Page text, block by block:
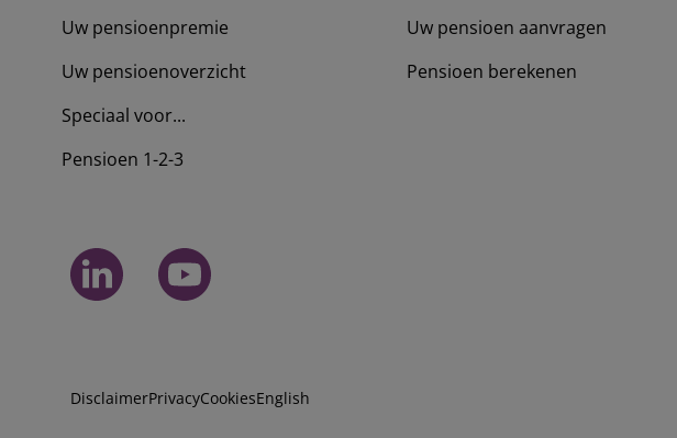
Uw pensioenpremie
Uw pensioenoverzicht
Speciaal voor...
Pensioen 1-2-3
Uw pensioen aanvragen
Pensioen berekenen
DisclaimerPrivacyCookiesEnglish